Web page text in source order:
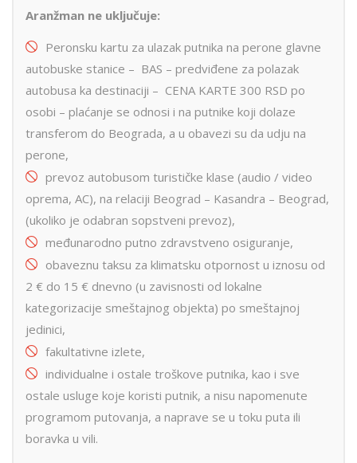
Aranžman ne uključuje:
Peronsku kartu za ulazak putnika na perone glavne
autobuske stanice – BAS – predviđene za polazak
autobusa ka destinaciji – CENA KARTE 300 RSD po
osobi – plaćanje se odnosi i na putnike koji dolaze
transferom do Beograda, a u obavezi su da udju na
perone,
prevoz autobusom turističke klase (audio / video
oprema, AC), na relaciji Beograd – Kasandra – Beograd,
(ukoliko je odabran sopstveni prevoz),
međunarodno putno zdravstveno osiguranje,
obaveznu taksu za klimatsku otpornost u iznosu od
2 € do 15 € dnevno (u zavisnosti od lokalne
kategorizacije smeštajnog objekta) po smeštajnoj
jedinici,
fakultativne izlete,
individualne i ostale troškove putnika, kao i sve
ostale usluge koje koristi putnik, a nisu napomenute
programom putovanja, a naprave se u toku puta ili
boravka u vili.